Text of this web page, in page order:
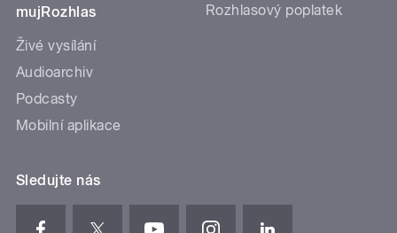
mujRozhlas
Živé vysílání
Audioarchiv
Podcasty
Mobilní aplikace
Rozhlasový poplatek
Sledujte nás